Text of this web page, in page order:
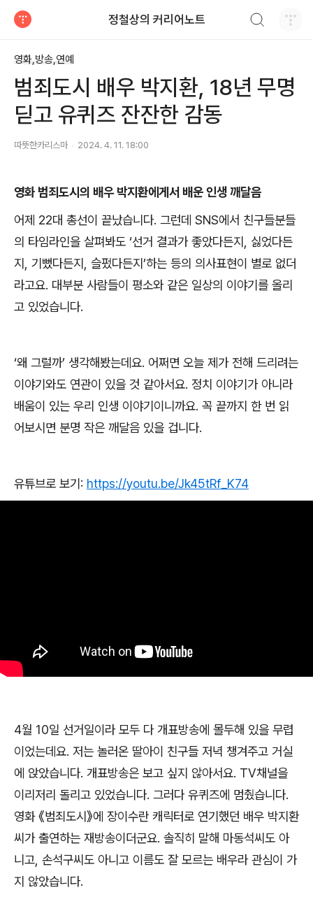
정철상의 커리어노트
영화,방송,연예
범죄도시 배우 박지환, 18년 무명
딛고 유퀴즈 잔잔한 감동
따뜻한카리스마 2024. 4. 11. 18:00
영화 범죄도시의 배우 박지환에게서 배운 인생 깨달음
어제 22대 총선이 끝났습니다. 그런데 SNS에서 친구들분들
의 타임라인을 살펴봐도 ‘선거 결과가 좋았다든지
싫었다든
지
기뻤다든지 슬펐다든지’하는 등의 의사표현이 별로 없더
라고요. 대부분 사람들이 평소와 같은 일상의 이야기를 올리
고 있었습니다.
‘왜 그럴까’ 생각해봤는데요. 어쩌면 오늘 제가 전해 드리려는
이야기와도 연관이 있을 것 같아서요. 정치 이야기가 아니라
배움이 있는 우리 인생 이야기이니까요. 꼭 끝까지 한 번 읽
어보시면 분명 작은 깨달음 있을 겁니다.
유튜브로 보기: https://youtu.be/Jk45tRf_K74
4월 10일 선거일이라 모두 다 개표방송에 몰두해 있을 무렵
이었는데요. 저는 놀러온 딸아이 친구들 저녁 챙겨주고 거실
에 앉았습니다. 개표방송은 보고 싶지 않아서요. TV채널을
이리저리 돌리고 있었습니다. 그러다 유퀴즈에 멈췄습니다.
영화《범죄도시》에 장이수란 캐릭터로 연기했던 배우 박지환
씨가 출연하는 재방송이더군요. 솔직히 말해 마동석씨도 아
니고 손석구씨도 아니고 이름도 잘 모르는 배우라 관심이 가
지 않았습니다.